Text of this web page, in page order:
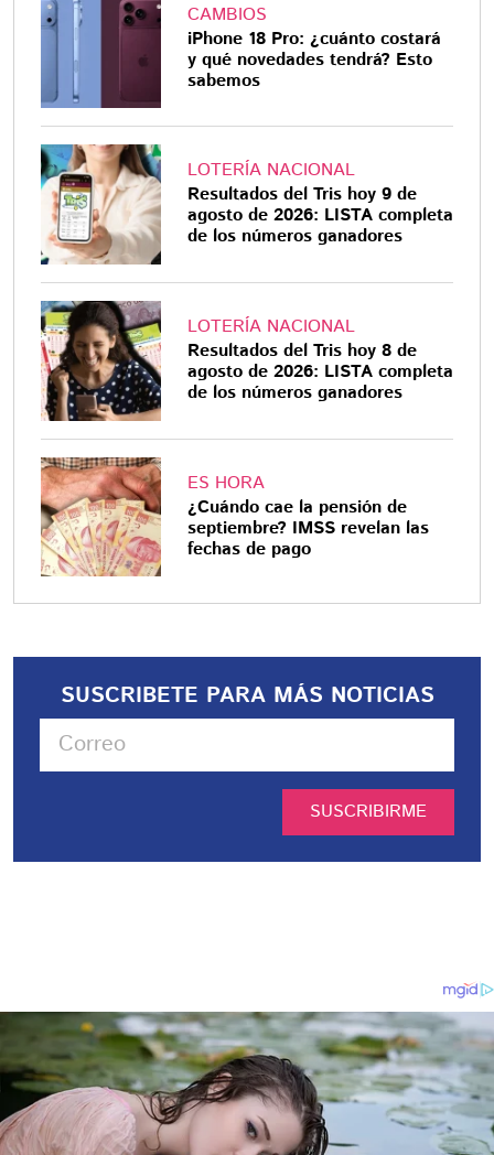
CAMBIOS
iPhone 18 Pro: ¿cuánto costará
y qué novedades tendrá? Esto
sabemos
LOTERÍA NACIONAL
Resultados del Tris hoy 9 de
agosto de 2026: LISTA completa
de los números ganadores
LOTERÍA NACIONAL
Resultados del Tris hoy 8 de
agosto de 2026: LISTA completa
de los números ganadores
ES HORA
¿Cuándo cae la pensión de
septiembre? IMSS revelan las
fechas de pago
SUSCRIBETE PARA MÁS NOTICIAS
SUSCRIBIRME